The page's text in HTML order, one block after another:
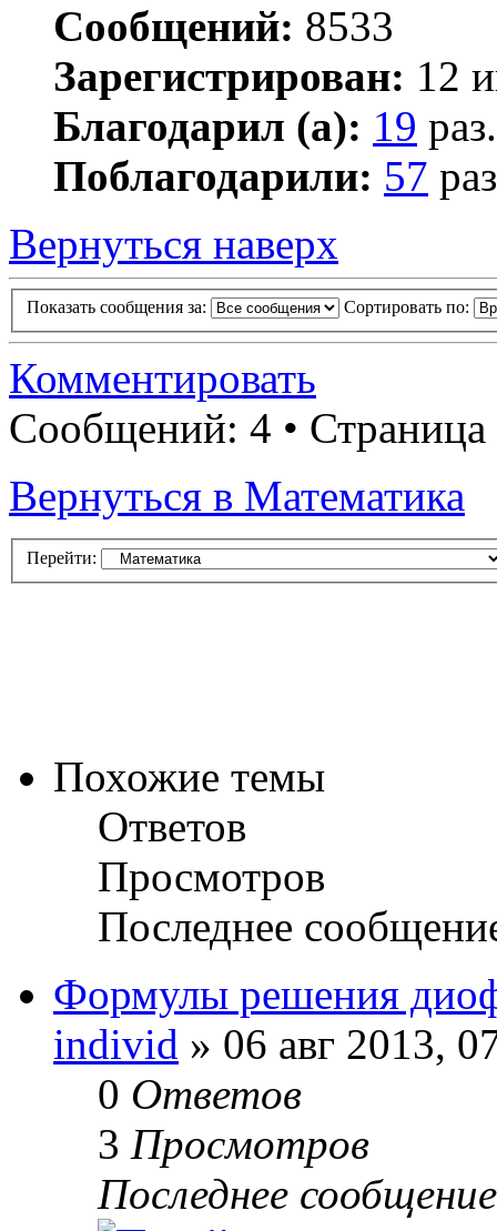
Сообщений: 8533
Зарегистрирован: 12
Благодарил (а): 19 раз.
Поблагодарили: 57
Вернуться наверх
Показать сообщения за: Сортировать по:
Комментировать
Сообщений: 4 • Страница
Вернуться в Математика
Перейти:
Похожие темы
Ответов
Просмотров
Последнее
Формулы решения
individ » 06 авг 2013,
0 Ответов
3 Просмотров
Последнее